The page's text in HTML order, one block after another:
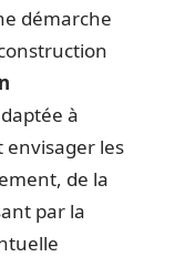
démarche
à
envisager les
de la
par la